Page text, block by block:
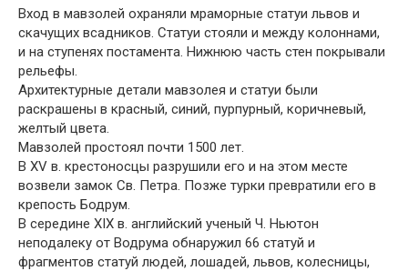
Вход в мавзолей охраняли мраморные статуи львов и
скачущих всадников. Статуи стояли и между колоннами,
и на ступенях постамента. Нижнюю часть стен покрывали
рельефы.
Архитектурные детали мавзолея и статуи были
раскрашены в красный, синий, пурпурный, коричневый,
желтый цвета.
Мавзолей простоял почти 1500 лет.
В XV в. крестоносцы разрушили его и на этом месте
возвели замок Св. Петра. Позже турки превратили его в
крепость Бодрум.
В середине XIX в. английский ученый Ч. Ньютон
неподалеку от Водрума обнаружил 66 статуй и
фрагментов статуй людей, лошадей, львов, колесницы,